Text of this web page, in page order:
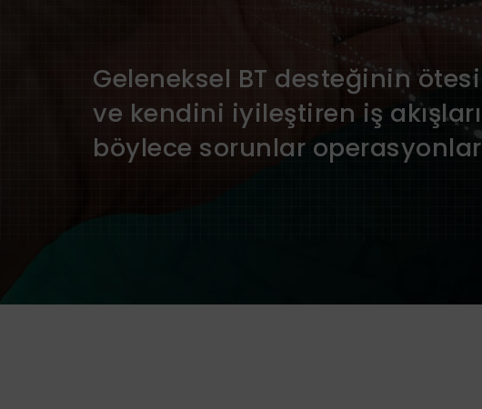
Geleneksel BT desteğinin
ve kendini iyileştiren iş
böylece sorunlar